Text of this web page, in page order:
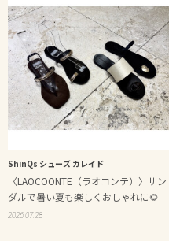
ShinQs シューズ カレイド
〈LAOCOONTE（ラオコンテ）〉サン
ダルで暑い夏も楽しくおしゃれに🌻
2026.07.28